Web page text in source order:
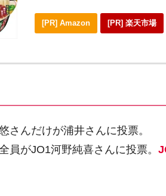
[PR] Amazon [PR] 楽天市場
さんだけが浦井さんに投票。
員がJO1河野純喜さんに投票。